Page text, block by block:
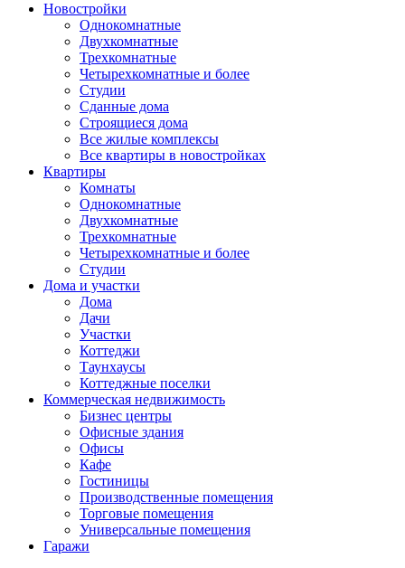
Новостройки
Однокомнатные
Двухкомнатные
Трехкомнатные
Четырехкомнатные и более
Студии
Сданные дома
Строящиеся дома
Все жилые комплексы
Все квартиры в новостройках
Квартиры
Комнаты
Однокомнатные
Двухкомнатные
Трехкомнатные
Четырехкомнатные и более
Студии
Дома и участки
Дома
Дачи
Участки
Коттеджи
Таунхаусы
Коттеджные поселки
Коммерческая недвижимость
Бизнес центры
Офисные здания
Офисы
Кафе
Гостиницы
Производственные помещения
Торговые помещения
Универсальные помещения
Гаражи